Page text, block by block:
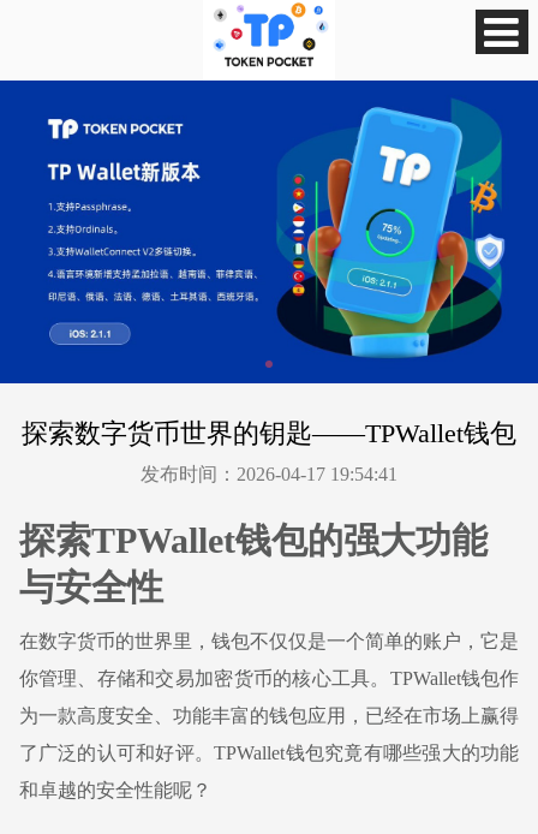
探索数字货币世界的钥匙——TPWallet钱包
发布时间：2026-04-17 19:54:41
探索TPWallet钱包的强大功能
与安全性
在数字货币的世界里，钱包不仅仅是一个简单的账户，它是
你管理、存储和交易加密货币的核心工具。TPWallet钱包作
为一款高度安全、功能丰富的钱包应用，已经在市场上赢得
了广泛的认可和好评。TPWallet钱包究竟有哪些强大的功能
和卓越的安全性能呢？